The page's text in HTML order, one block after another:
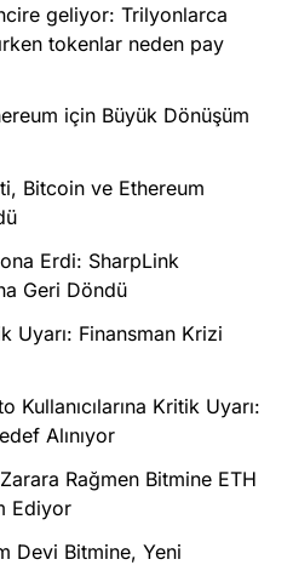
geliyor: Trilyonlarca
tokenlar neden pay
için Büyük Dönüşüm
Bitcoin ve Ethereum
Erdi: SharpLink
Geri Döndü
Uyarı: Finansman Krizi
Kullanıcılarına Kritik Uyarı:
Alınıyor
Rağmen Bitmine ETH
Ediyor
Devi Bitmine, Yeni